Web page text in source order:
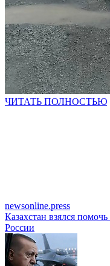
ЧИТАТЬ ПОЛНОСТЬЮ
newsonline.press
Казахстан взялся
России